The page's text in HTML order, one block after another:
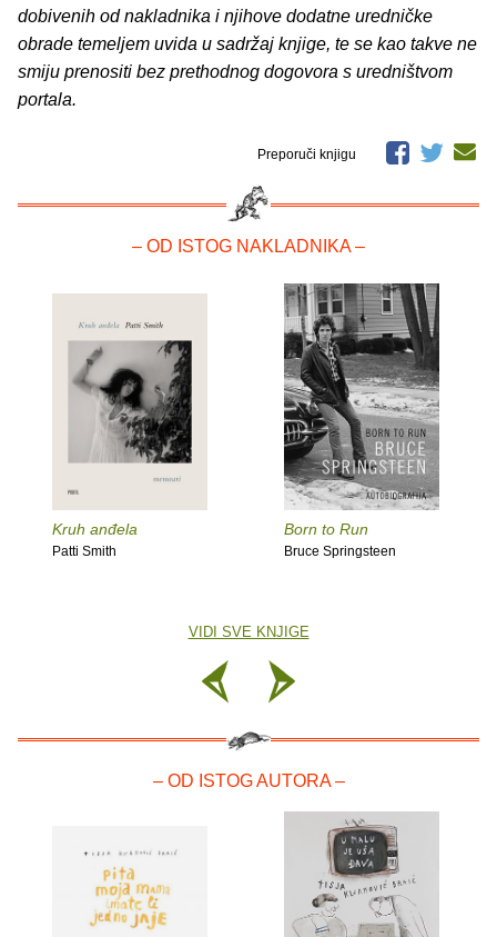
dobivenih od nakladnika i njihove dodatne uredničke
obrade temeljem uvida u sadržaj knjige, te se kao takve ne
smiju prenositi bez prethodnog dogovora s uredništvom
portala.
Preporuči knjigu
– OD ISTOG NAKLADNIKA –
Kruh anđela
Patti Smith
Born to Run
Bruce Springsteen
VIDI SVE KNJIGE
– OD ISTOG AUTORA –